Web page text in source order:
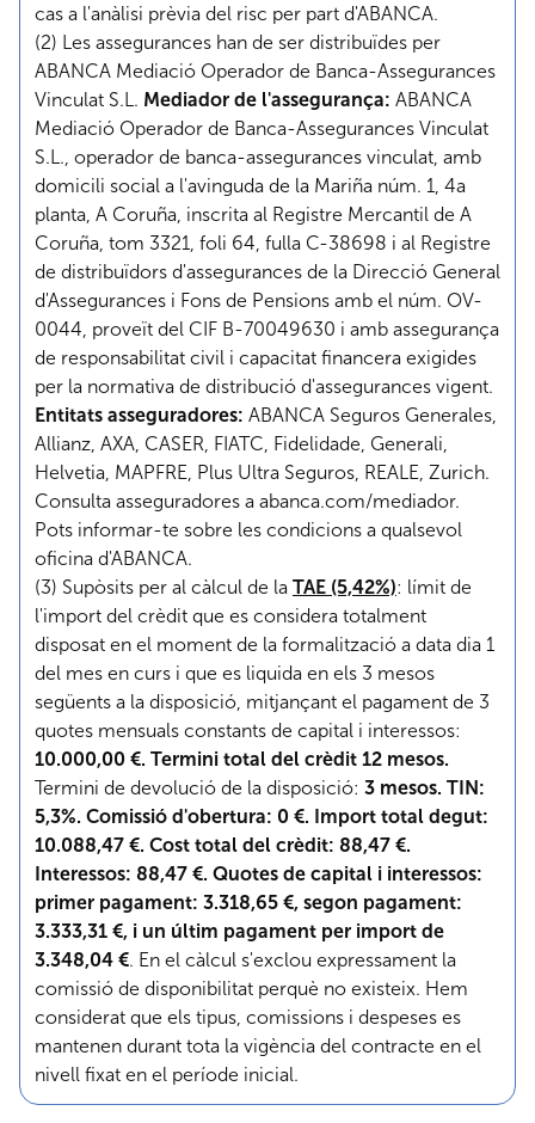
cas a l'anàlisi prèvia del risc per part d'ABANCA.
(2) Les assegurances han de ser distribuïdes per
ABANCA Mediació Operador de Banca-Assegurances
Vinculat S.L. Mediador de l'assegurança: ABANCA
Mediació Operador de Banca-Assegurances Vinculat
S.L., operador de banca-assegurances vinculat, amb
domicili social a l'avinguda de la Mariña núm. 1, 4a
planta, A Coruña, inscrita al Registre Mercantil de A
Coruña, tom 3321, foli 64, fulla C-38698 i al Registre
de distribuïdors d'assegurances de la Direcció General
d'Assegurances i Fons de Pensions amb el núm. OV-
0044, proveït del CIF B-70049630 i amb assegurança
de responsabilitat civil i capacitat financera exigides
per la normativa de distribució d'assegurances vigent.
Entitats asseguradores: ABANCA Seguros Generales,
Allianz, AXA, CASER, FIATC, Fidelidade, Generali,
Helvetia, MAPFRE, Plus Ultra Seguros, REALE, Zurich.
Consulta asseguradores a abanca.com/mediador.
Pots informar-te sobre les condicions a qualsevol
oficina d'ABANCA.
(3) Supòsits per al càlcul de la TAE (5,42%): límit de
l'import del crèdit que es considera totalment
disposat en el moment de la formalització a data dia 1
del mes en curs i que es liquida en els 3 mesos
següents a la disposició, mitjançant el pagament de 3
quotes mensuals constants de capital i interessos:
10.000,00 €. Termini total del crèdit 12 mesos.
Termini de devolució de la disposició: 3 mesos. TIN:
5,3%. Comissió d'obertura: 0 €. Import total degut:
10.088,47 €. Cost total del crèdit: 88,47 €.
Interessos: 88,47 €. Quotes de capital i interessos:
primer pagament: 3.318,65 €, segon pagament:
3.333,31 €, i un últim pagament per import de
3.348,04 €. En el càlcul s'exclou expressament la
comissió de disponibilitat perquè no existeix. Hem
considerat que els tipus, comissions i despeses es
mantenen durant tota la vigència del contracte en el
nivell fixat en el període inicial.